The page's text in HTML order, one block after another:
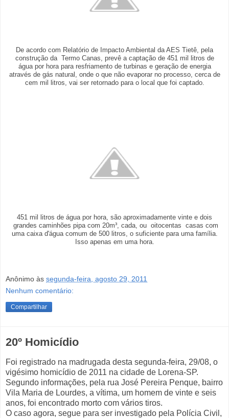
De acordo com Relatório de Impacto Ambiental da AES Tietê, pela
construção da Termo Canas, prevê a captação de 451 mil litros de
água por hora para resfriamento de turbinas e geração de energia
através de gás natural, onde o que não evaporar no processo, cerca de
cem mil litros, vai ser retornado para o local que foi captado.
451 mil litros de água por hora, são aproximadamente vinte e dois
grandes caminhões pipa com 20m³, cada, ou oitocentas casas com
uma caixa d'água comum de 500 litros, o suficiente para uma família.
Isso apenas em uma hora.
Anônimo às segunda-feira, agosto 29, 2011
Nenhum comentário:
Compartilhar
20º Homicídio
Foi registrado na madrugada desta segunda-feira, 29/08, o
vigésimo homicídio de 2011 na cidade de Lorena-SP.
Segundo informações, pela rua José Pereira Penque, bairro
Vila Maria de Lourdes, a vítima, um homem de vinte e seis
anos, foi encontrado morto com vários tiros.
O caso agora, segue para ser investigado pela Polícia Civil,